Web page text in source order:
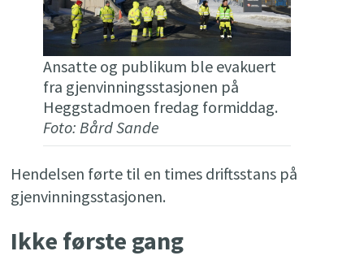
Ansatte og publikum ble evakuert
fra gjenvinningsstasjonen på
Heggstadmoen fredag formiddag.
Foto: Bård Sande
Hendelsen førte til en times driftsstans på
gjenvinningsstasjonen.
Ikke første gang